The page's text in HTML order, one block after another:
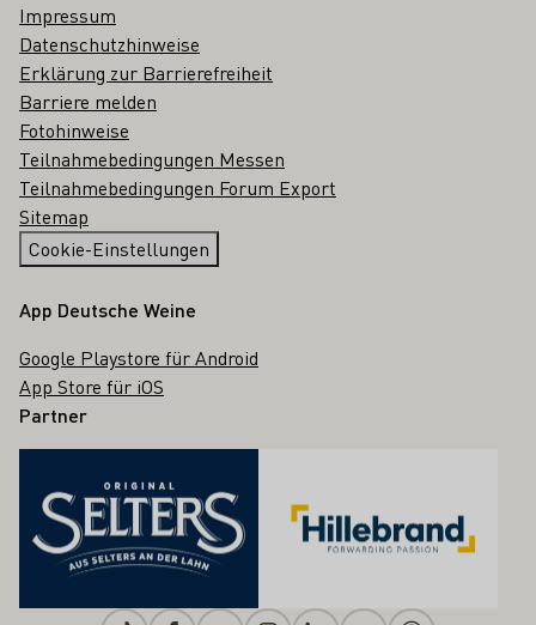
Impressum
Datenschutzhinweise
Erklärung zur Barrierefreiheit
Barriere melden
Fotohinweise
Teilnahmebedingungen Messen
Teilnahmebedingungen Forum Export
Sitemap
Cookie-Einstellungen
App Deutsche Weine
Google Playstore für Android
App Store für iOS
Partner